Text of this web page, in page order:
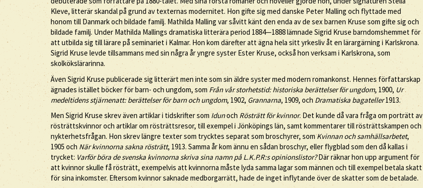
Kleve, litterär skandal på grund av texternas modernitet. Hon gifte sig med danske Peter Malling och flyttade med
honom till Danmark och bildade familj. Mathilda Malling var såvitt känt den enda av de sex barnen Kruse som gifte sig och
bildade familj. Under Mathilda Mallings dramatiska litterära period 1884—1888 lämnade Sigrid Kruse barndomshemmet för
att utbilda sig till lärare på seminariet i Kalmar. Hon kom därefter att ägna hela sitt yrkesliv åt en lärargärning i Karlskrona.
Sigrid Kruse levde tillsammans med sin några år yngre syster Ester Kruse, också hon verksam i Karlskrona, som
skolkökslärarinna.
Även Sigrid Kruse publicerade sig litterärt men inte som sin äldre syster med modern romankonst. Hennes författarskap
ägnades istället böcker för barn- och ungdom, somFrån vår storhetstid: historiska berättelser för ungdom, 1900, Ur
medeltidens stjärnenatt: berättelser för barn och ungdom, 1902, Grannarna, 1909, ochDramatiska bagateller1913.
Men Sigrid Kruse skrev även artiklar i tidskrifter som Idunoch Rösträtt för kvinnor. Det kunde då vara fråga om porträtt av
rösträttskvinnor och artiklar om rösträttsresor, till exempel i Jönköpings län, samt kommentarer till rösträttskampen och
nykterhetsfrågan. Hon skrev längre texter som trycktes separat som broschyrer, somKvinnan och samhällsarbetet,
1905 och När kvinnorna sakna rösträtt, 1913. Samma år kom ännu en sådan broschyr, eller flygblad som den då kallas i
trycket: Varför böra de svenska kvinnorna skriva sina namn på L.K.P.R:s opinionslistor?Där räknar hon upp argument för
att kvinnor skulle få rösträtt, exempelvis att kvinnorna måste lyda samma lagar som männen och till exempel betala skatt
för sina inkomster. Eftersom kvinnor saknade medborgarrätt, hade de inget inflytande över de skatter som de betalade.